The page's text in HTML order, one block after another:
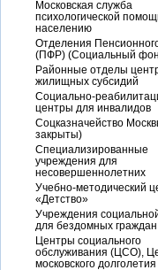
Московская служба
психологической
населению
Отделения
(ПФР) (Социальный
Районные отделы
жилищных субсидий
Социально-
центры для инвалидов
Соцказначейство
закрыты)
Специализированные
учреждения для
несовершеннолетних
Учебно-методический
«Детство»
Учреждения
для бездомных граждан
Центры социального
обслуживания (ЦСО),
московского долголетия